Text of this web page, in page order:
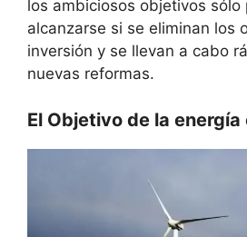
los ambiciosos objetivos sólo
alcanzarse si se eliminan los
inversión y se llevan a cabo
nuevas reformas.
El Objetivo de la energía